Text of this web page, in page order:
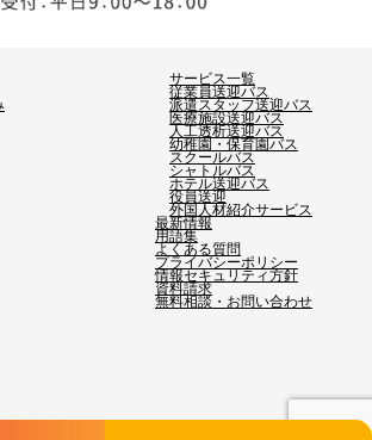
サービス一覧
従業員送迎バス
派遣スタッフ送迎バス
医療施設送迎バス
人工透析送迎バス
幼稚園・保育園バス
スクールバス
シャトルバス
ホテル送迎バス
役員送迎
外国人材紹介サービス
最新情報
用語集
よくある質問
プライバシーポリシー
情報セキュリティ方針
資料請求
無料相談・お問い合わせ